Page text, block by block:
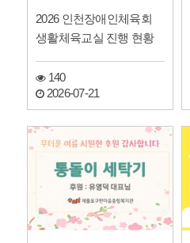
2026 인천장애인체육회
생활체육교실 진행 현황
140
2026-07-21